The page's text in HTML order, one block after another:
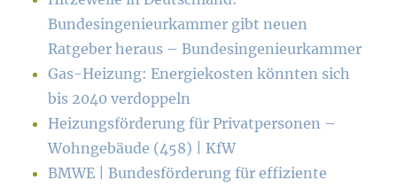
Bundesingenieurkammer gibt neuen
Ratgeber heraus – Bundesingenieurkammer
Gas-Heizung: Energiekosten könn­ten sich
bis 2040 verdoppeln
Heizungsförderung für Privatpersonen –
Wohngebäude (458) | KfW
BMWE | Bundesförderung für effiziente